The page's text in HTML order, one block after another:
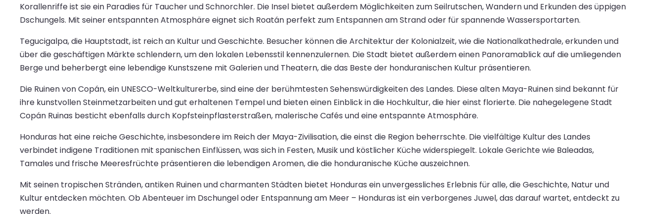
Korallenriffe ist sie ein Paradies für Taucher und Schnorchler. Die Insel bietet außerdem Möglichkeiten zum Seilrutschen, Wandern und Erkunden des üppigen
Dschungels. Mit seiner entspannten Atmosphäre eignet sich Roatán perfekt zum Entspannen am Strand oder für spannende Wassersportarten.
Tegucigalpa, die Hauptstadt, ist reich an Kultur und Geschichte. Besucher können die Architektur der Kolonialzeit, wie die Nationalkathedrale, erkunden und
über die geschäftigen Märkte schlendern, um den lokalen Lebensstil kennenzulernen. Die Stadt bietet außerdem einen Panoramablick auf die umliegenden
Berge und beherbergt eine lebendige Kunstszene mit Galerien und Theatern, die das Beste der honduranischen Kultur präsentieren.
Die Ruinen von Copán, ein UNESCO-Weltkulturerbe, sind eine der berühmtesten Sehenswürdigkeiten des Landes. Diese alten Maya-Ruinen sind bekannt für
ihre kunstvollen Steinmetzarbeiten und gut erhaltenen Tempel und bieten einen Einblick in die Hochkultur, die hier einst florierte. Die nahegelegene Stadt
Copán Ruinas besticht ebenfalls durch Kopfsteinpflasterstraßen, malerische Cafés und eine entspannte Atmosphäre.
Honduras hat eine reiche Geschichte, insbesondere im Reich der Maya-Zivilisation, die einst die Region beherrschte. Die vielfältige Kultur des Landes
verbindet indigene Traditionen mit spanischen Einflüssen, was sich in Festen, Musik und köstlicher Küche widerspiegelt. Lokale Gerichte wie Baleadas,
Tamales und frische Meeresfrüchte präsentieren die lebendigen Aromen, die die honduranische Küche auszeichnen.
Mit seinen tropischen Stränden, antiken Ruinen und charmanten Städten bietet Honduras ein unvergessliches Erlebnis für alle, die Geschichte, Natur und
Kultur entdecken möchten. Ob Abenteuer im Dschungel oder Entspannung am Meer – Honduras ist ein verborgenes Juwel, das darauf wartet, entdeckt zu
werden.